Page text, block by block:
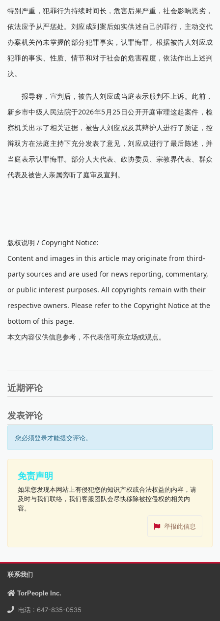
特别严重，犯罪行为持续时间长，危害后果严重，社会影响恶劣，
依法应予从严惩处。刘应成到案后如实供述自己的罪行，主动交代
办案机关尚未掌握的部分犯罪事实，认罪悔罪。根据被告人刘应成
犯罪的事实、性质、情节和对于社会的危害程度，依法作出上述判
决。
报导称，宣判后，被告人刘应成当庭表示服判不上诉。此前，
新乡市中级人民法院于2026年5月25日公开开庭审理这起案件，检
察机关出示了相关证据，被告人刘应成及其辩护人进行了质证，控
辩双方在法庭主持下充分发表了意见，刘应成进行了最后陈述，并
当庭表示认罪悔罪。部分人大代表、政协委员、宗教界代表、群众
代表及被告人亲属旁听了庭审及宣判。
版权说明 / Copyright Notice:
Content and images in this article may originate from third-
party sources and are used for news reporting, commentary,
or public interest purposes. All copyrights remain with their
respective owners. Please refer to the Copyright Notice at the
bottom of this page.
本文内容仅供信息参考，不代表倍可亲立场或观点。
近期评论
发表评论
您必须登录才能提交评论。
免责声明
如果您发现本网站上有侵犯您的知识产权或合法权益的内容，请
及时与我们联络，我们客服团队会尽快移除被控侵权的相关内
容。
举报此信息
联系我们
TorPeople Inc.
电话 : 647-835-0535